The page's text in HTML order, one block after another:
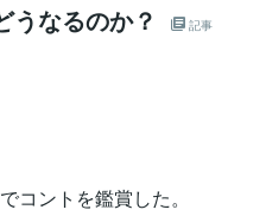
うなるのか？
記事
コントを鑑賞した。